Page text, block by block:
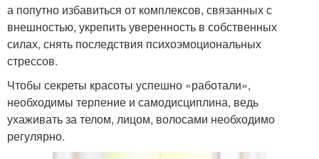
а попутно избавиться от комплексов, связанных с
внешностью, укрепить уверенность в собственных
силах, снять последствия психоэмоциональных
стрессов.
Чтобы секреты красоты успешно «работали»,
необходимы терпение и самодисциплина, ведь
ухаживать за телом, лицом, волосами необходимо
регулярно.